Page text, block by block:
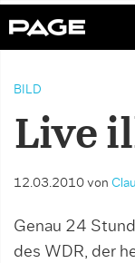
BILD
Live
12.03.2010 von
Genau 24
des WDR, der